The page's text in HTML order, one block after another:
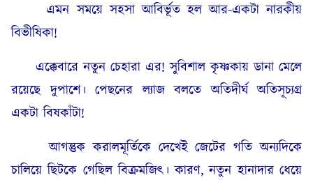
এমন সময়ে সহসা আবির্ভূত হল আর-একটা নারকীয়
বিভীষিকা!
এক্কেবারে নতুন চেহারা এর! সুবিশাল কৃষ্ণকায় ডানা মেলে
রয়েছে দুপাশে। পেছনের ল্যাজ বলতে অতিদীর্ঘ অতিসূচ্যগ্র
একটা বিষকাঁটা!
আগন্তুক করালমূর্তিকে দেখেই জেটের গতি অন্যদিকে
চালিয়ে ছিটকে গেছিল বিক্ৰমজিৎ। কারণ, নতুন হানাদার ধেয়ে